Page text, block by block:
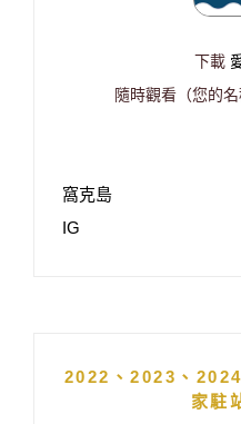
下載
隨時觀看（您的
窩克島
IG
2022、2023、
家駐